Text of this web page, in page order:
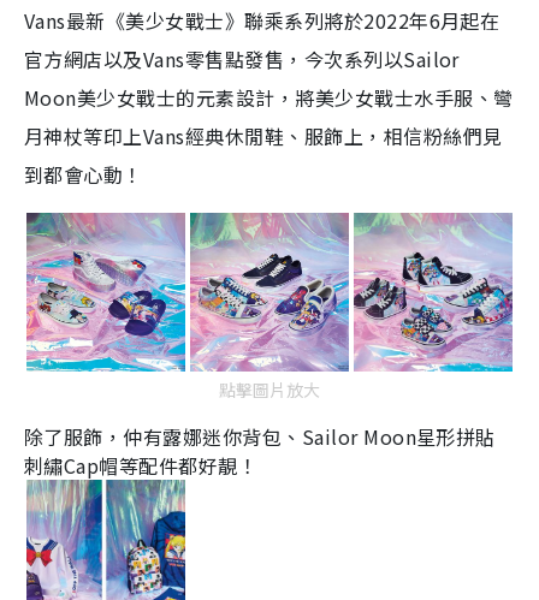
Vans最新《美少女戰士》聯乘系列將於2022年6月起在
官方網店以及Vans零售點發售，今次系列以Sailor
Moon美少女戰士的元素設計，將美少女戰士水手服、彎
月神杖等印上Vans經典休閒鞋、服飾上，相信粉絲們見
到都會心動！
點擊圖片放大
除了服飾，仲有露娜迷你背包、 Sailor Moon星形拼貼
刺繡Cap帽等配件都好靚！